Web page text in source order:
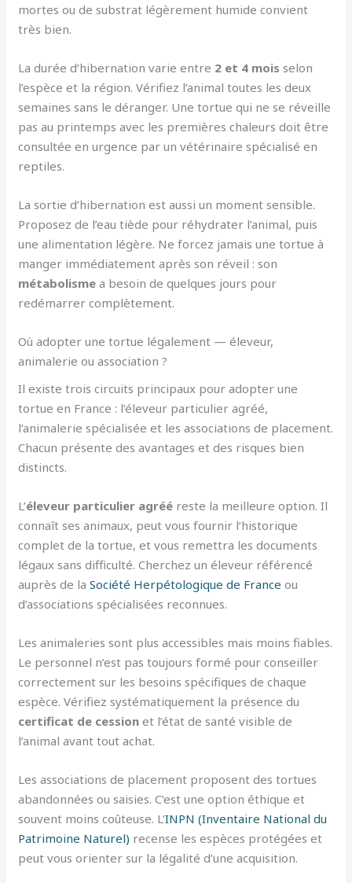
mortes ou de substrat légèrement humide convient
très bien.
La durée d’hibernation varie entre 2 et 4 mois selon
l’espèce et la région. Vérifiez l’animal toutes les deux
semaines sans le déranger. Une tortue qui ne se réveille
pas au printemps avec les premières chaleurs doit être
consultée en urgence par un vétérinaire spécialisé en
reptiles.
La sortie d’hibernation est aussi un moment sensible.
Proposez de l’eau tiède pour réhydrater l’animal, puis
une alimentation légère. Ne forcez jamais une tortue à
manger immédiatement après son réveil : son
métabolisme a besoin de quelques jours pour
redémarrer complètement.
Où adopter une tortue légalement — éleveur,
animalerie ou association ?
Il existe trois circuits principaux pour adopter une
tortue en France : l’éleveur particulier agréé,
l’animalerie spécialisée et les associations de placement.
Chacun présente des avantages et des risques bien
distincts.
L’éleveur particulier agréé reste la meilleure option. Il
connaît ses animaux, peut vous fournir l’historique
complet de la tortue, et vous remettra les documents
légaux sans difficulté. Cherchez un éleveur référencé
auprès de laSociété Herpétologique de France ou
d’associations spécialisées reconnues.
Les animaleries sont plus accessibles mais moins fiables.
Le personnel n’est pas toujours formé pour conseiller
correctement sur les besoins spécifiques de chaque
espèce. Vérifiez systématiquement la présence du
certificat de cession et l’état de santé visible de
l’animal avant tout achat.
Les associations de placement proposent des tortues
abandonnées ou saisies. C’est une option éthique et
souvent moins coûteuse. L’INPN (Inventaire National du
Patrimoine Naturel) recense les espèces protégées et
peut vous orienter sur la légalité d’une acquisition.